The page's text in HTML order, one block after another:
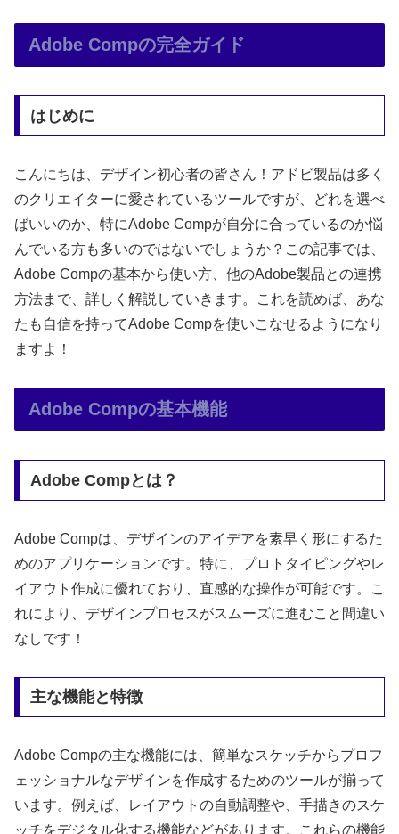
Adobe Compの完全ガイド
はじめに
こんにちは、デザイン初心者の皆さん！アドビ製品は多く
のクリエイターに愛されているツールですが、どれを選べ
ばいいのか、特にAdobe Compが自分に合っているのか悩
んでいる方も多いのではないでしょうか？この記事では、
Adobe Compの基本から使い方、他のAdobe製品との連携
方法まで、詳しく解説していきます。これを読めば、あな
たも自信を持ってAdobe Compを使いこなせるようになり
ますよ！
Adobe Compの基本機能
Adobe Compとは？
Adobe Compは、デザインのアイデアを素早く形にするた
めのアプリケーションです。特に、プロトタイピングやレ
イアウト作成に優れており、直感的な操作が可能です。こ
れにより、デザインプロセスがスムーズに進むこと間違い
なしです！
主な機能と特徴
Adobe Compの主な機能には、簡単なスケッチからプロフ
ェッショナルなデザインを作成するためのツールが揃って
います。例えば、レイアウトの自動調整や、手描きのスケ
ッチをデジタル化する機能などがあります。これらの機能